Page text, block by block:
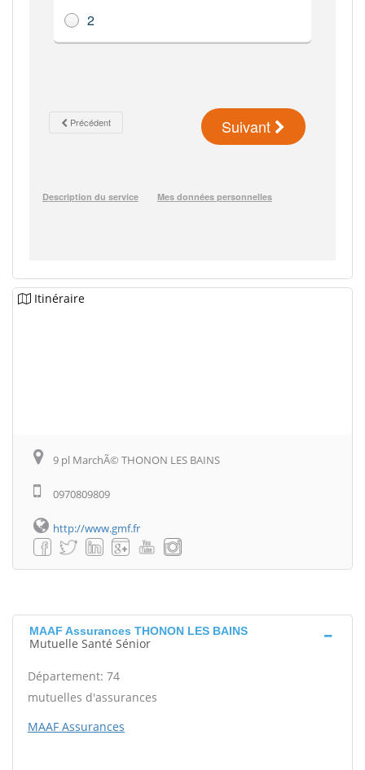
Itinéraire
9 pl MarchÃ© THONON LES BAINS
0970809809
http://www.gmf.fr
MAAF Assurances THONON LES BAINS
Mutuelle Santé Sénior
Département: 74
mutuelles d'assurances
MAAF Assurances